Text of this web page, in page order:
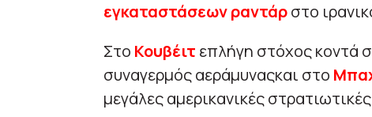
εγκαταστάσεων ραντάρστο
Στο Κουβέιτ επλήγη στόχος κοντά
συναγερμός αεράμυναςκαι στο
μεγάλες αμερικανικές